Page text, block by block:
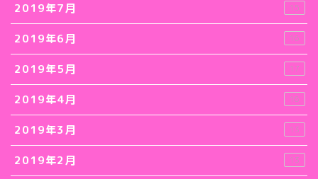
2019年7月 15
2019年6月 16
2019年5月 17
2019年4月 16
2019年3月 13
2019年2月 13